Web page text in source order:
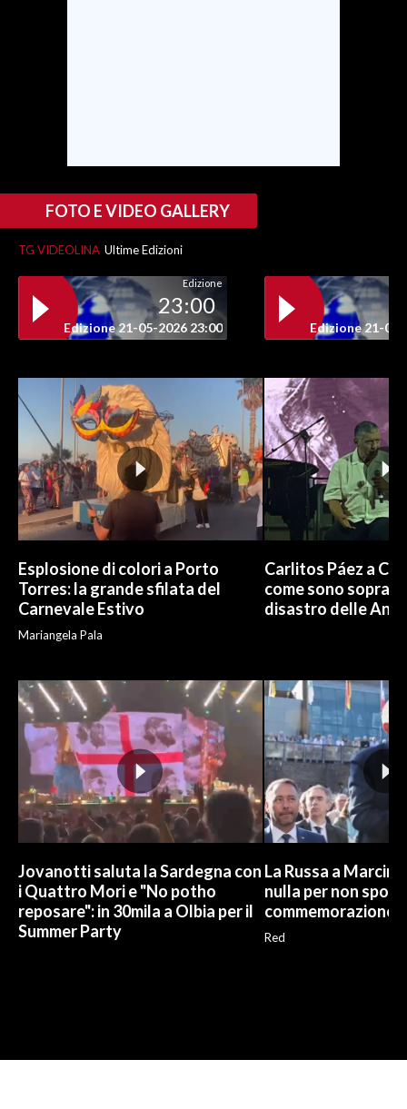
STOREFOTO E VIDEO GALLERY
TG VIDEOLINA Ultime Edizioni
Edizione
23:00
Edizione 21-05-2026 23:00 Edizione 21-05-
Esplosione di colori a Porto
Torres: la grande sfilata del
Carnevale Estivo
Mariangela Pala
Carlitos Páez a
come sono
disastro delle
Jovanotti saluta la Sardegna con
i Quattro Mori e "No potho
reposare": in 30mila a Olbia per il
Summer Party
La Russa a
nulla per non
commemorazione
Red